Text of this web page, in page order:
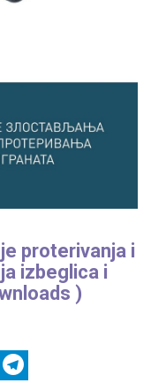
proterivanja i
izbeglica i
)